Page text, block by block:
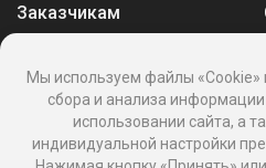
Заказчикам
Написать поставщику
Реквизиты
Мы используем файлы «Cookie»
сбора и анализа
использовании сайта, а
индивидуальной настройки